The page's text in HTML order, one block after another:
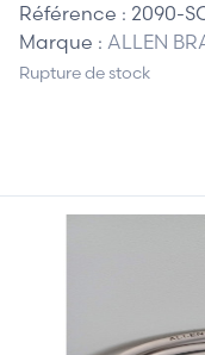
Référence : 2090-
Marque : ALLEN
Rupture de stock